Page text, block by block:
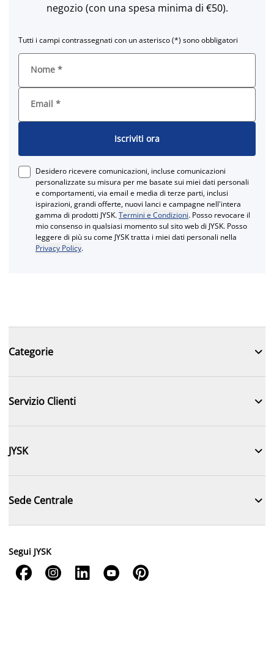
negozio (con una spesa minima di €50).
Tutti i campi contrassegnati con un asterisco (*) sono obbligatori
Nome *
Email *
Iscriviti ora
Desidero ricevere comunicazioni, incluse comunicazioni
personalizzate su misura per me basate sui miei dati personali
e comportamenti, via email e media di terze parti, inclusi
ispirazioni, grandi offerte, nuovi lanci e campagne nell'intera
gamma di prodotti JYSK.Termini e Condizioni. Posso revocare il
mio consenso in qualsiasi momento sul sito web di JYSK. Posso
leggere di più su come JYSK tratta i miei dati personali nella
Privacy Policy.
Categorie 
Servizio Clienti 
JYSK 
Sede Centrale 
Segui JYSK
    